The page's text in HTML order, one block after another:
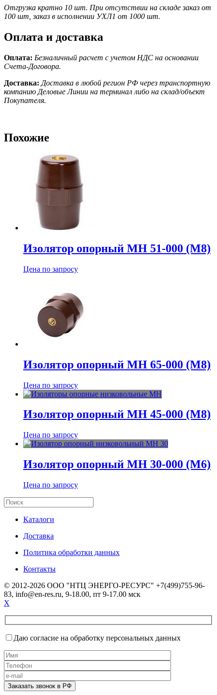
Отгрузка кратно 10 шт. При отсутствии на складе заказ от
100 шт, заказ в исполнении УХЛ1 от 1000 шт.
Оплата и доставка
Оплата: Безналичный расчет с учетом НДС на основании
Счета-Договора.
Доставка: Доставка в любой регион РФ через транспортную
компанию Деловые Линии на терминал либо на склад/объект
Покупателя.
Похожие
Изолятор опорный МН 51-000 (М8)
Цена по запросу
Изолятор опорный МН 65-000 (М8)
Цена по запросу
Изолятор опорный МН 45-000 (М8)
Цена по запросу
Изолятор опорный МН 30-000 (М6)
Цена по запросу
Каталоги
Доставка
Политика обработки данных
Контакты
© 2012-2026 ООО "НТЦ ЭНЕРГО-РЕСУРС" +7(499)755-96-
83, info@en-res.ru, 9-18.00, пт 9-17.00 мск
X
Даю согласие на обработку персональных данных